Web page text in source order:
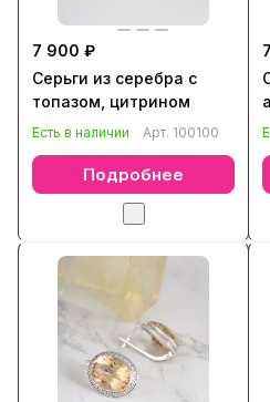
7 900 ₽
Серьги из серебра с
топазом, цитрином
Есть в наличии Арт. 100100
Подробнее